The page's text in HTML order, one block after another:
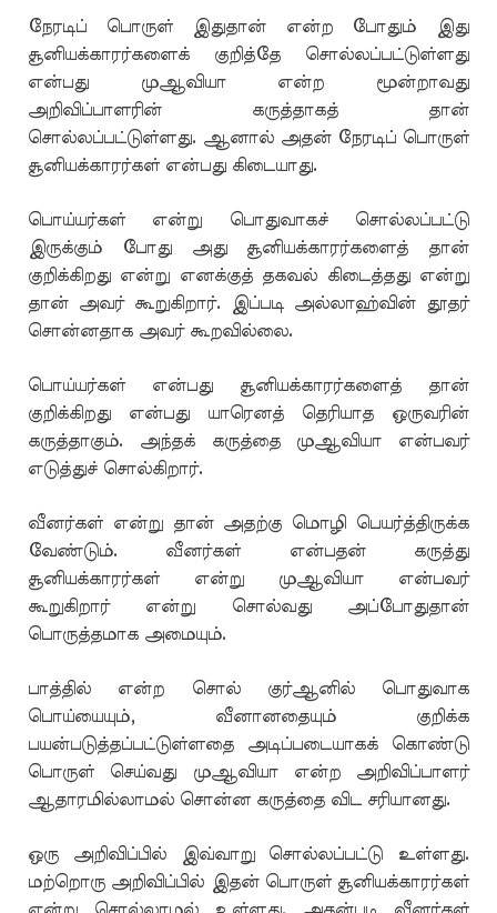
நேரடிப் பொருள் இதுதான் என்ற போதும் இது
சூனியக்காரர்களைக் குறித்தே சொல்லப்பட்டுள்ளது
என்பது முஆவியா என்ற மூன்றாவது
அறிவிப்பாளரின் கருத்தாகத் தான்
சொல்லப்பட்டுள்ளது. ஆனால் அதன் நேரடிப் பொருள்
சூனியக்காரர்கள் என்பது கிடையாது.
பொய்யர்கள் என்று பொதுவாகச் சொல்லப்பட்டு
இருக்கும் போது அது சூனியக்காரர்களைத் தான்
குறிக்கிறது என்று எனக்குத் தகவல் கிடைத்தது என்று
தான் அவர் கூறுகிறார். இப்படி அல்லாஹ்வின் தூதர்
சொன்னதாக அவர் கூறவில்லை.
பொய்யர்கள் என்பது சூனியக்காரர்களைத் தான்
குறிக்கிறது என்பது யாரெனத் தெரியாத ஒருவரின்
கருத்தாகும். அந்தக் கருத்தை முஆவியா என்பவர்
எடுத்துச் சொல்கிறார்.
வீனர்கள் என்று தான் அதற்கு மொழி பெயர்த்திருக்க
வேண்டும். வீனர்கள் என்பதன் கருத்து
சூனியக்காரர்கள் என்று முஆவியா என்பவர்
கூறுகிறார் என்று சொல்வது அப்போதுதான்
பொருத்தமாக அமையும்.
பாத்தில் என்ற சொல் குர்ஆனில் பொதுவாக
பொய்யையும், வீனானதையும் குறிக்க
பயன்படுத்தப்பட்டுள்ளதை அடிப்படையாகக் கொண்டு
பொருள் செய்வது முஆவியா என்ற அறிவிப்பாளர்
ஆதாரமில்லாமல் சொன்ன கருத்தை விட சரியானது.
ஒரு அறிவிப்பில் இவ்வாறு சொல்லப்பட்டு உள்ளது.
மற்றொரு அறிவிப்பில் இதன் பொருள் சூனியக்காரர்கள்